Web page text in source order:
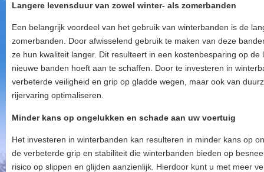
Langere levensduur van zowel winter- als zomerbanden
Een belangrijk voordeel van het gebruik van winterbanden is de
zomerbanden. Door afwisselend gebruik te maken van deze
ze hun kwaliteit langer. Dit resulteert in een kostenbesparing op
nieuwe banden hoeft aan te schaffen. Door te investeren in
verbeterde veiligheid en grip op gladde wegen, maar ook van
rijervaring optimaliseren.
Minder kans op ongelukken en schade aan uw voertuig
Het investeren in winterbanden kan resulteren in minder kans op
de verbeterde grip en stabiliteit die winterbanden bieden op
risico op slippen en glijden aanzienlijk. Hierdoor kunt u met meer